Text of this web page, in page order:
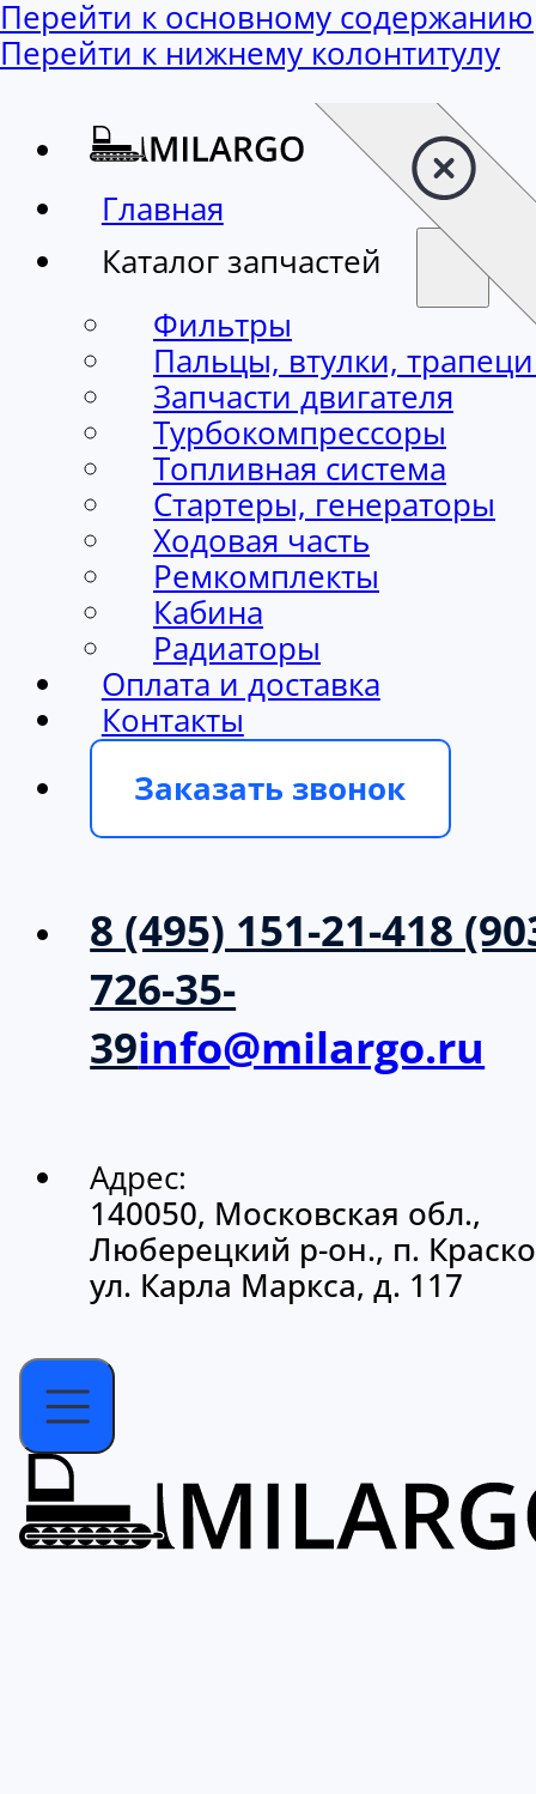
Перейти к основному содержанию
Перейти к нижнему колонтитулу
Главная
Каталог запчастей
Фильтры
Пальцы, втулки,
Запчасти двигателя
Турбокомпрессоры
Топливная система
Стартеры, генераторы
Ходовая часть
Ремкомплекты
Кабина
Радиаторы
Оплата и доставка
Контакты
Заказать звонок
8 (495) 151-21-418
726-35-
39info@milargo.ru
Адрес:
140050, Московская обл.,
Люберецкий р-он., п.
ул. Карла Маркса, д. 117